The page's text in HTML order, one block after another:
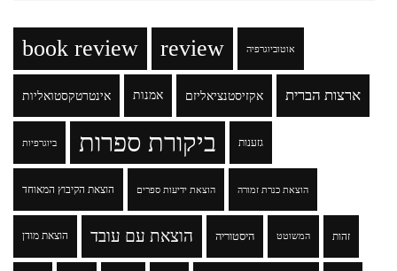
book review review אוטוביוגרפיה
אינטרטקסטואליות אמנות אקזיסטנציאליזם ארצות הברית
ביוגרפיות ביקורת ספרות גזענות
הוצאת הקיבוץ המאוחד הוצאת ידיעות ספרים הוצאת כנרת זמורה
הוצאת מודן הוצאת עם עובד היסטוריה המשוטט זהות